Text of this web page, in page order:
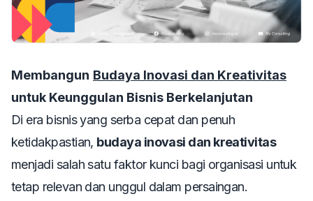
Membangun Budaya Inovasi dan Kreativitas
untuk Keunggulan Bisnis Berkelanjutan
Di era bisnis yang serba cepat dan penuh
ketidakpastian, budaya inovasi dan kreativitas
menjadi salah satu faktor kunci bagi organisasi untuk
tetap relevan dan unggul dalam persaingan.